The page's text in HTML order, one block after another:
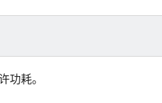
功耗。